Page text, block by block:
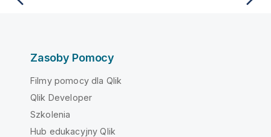
Zasoby Pomocy
Filmy pomocy dla Qlik
Qlik Developer
Szkolenia
Hub edukacyjny Qlik